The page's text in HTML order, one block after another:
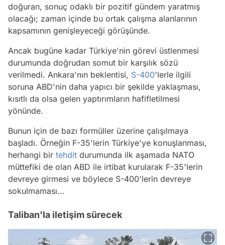
doğuran, sonuç odaklı bir pozitif gündem yaratmış
olacağı; zaman içinde bu ortak çalışma alanlarının
kapsamının genişleyeceği görüşünde.
Ancak bugüne kadar Türkiye'nin görevi üstlenmesi
durumunda doğrudan somut bir karşılık sözü
verilmedi. Ankara'nın beklentisi, S-400'lerle ilgili
soruna ABD'nin daha yapıcı bir şekilde yaklaşması,
kısıtlı da olsa gelen yaptırımların hafifletilmesi
yönünde.
Bunun için de bazı formüller üzerine çalışılmaya
başladı. Örneğin F-35'lerin Türkiye'ye konuşlanması,
herhangi bir tehdit durumunda ilk aşamada NATO
müttefiki de olan ABD ile irtibat kurularak F-35'lerin
devreye girmesi ve böylece S-400'lerin devreye
sokulmaması...
Taliban'la iletişim sürecek